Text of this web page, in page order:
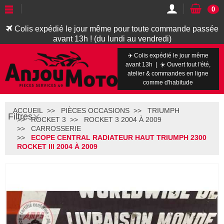
Colis expédié le jour même pour toute commande passée
avant 13h ! (du lundi au vendredi)
0
✈️ Colis expédié le jour même
avant 13h | ☀️ Ouvert tout l'été,
atelier & commandes en ligne
comme d'habitude
Filtres
ACCUEIL PIÈCES OCCASIONS
TRIUMPH
ROCKET 3
ROCKET 3 2004 À 2009
CARROSSERIE
ECOPE CENTRAL RADIATEUR HAUT TRIUMPH 2300
ROCKET III 2004 À 2009